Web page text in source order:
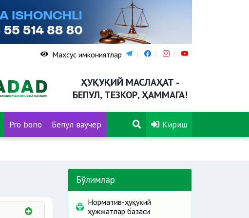
Махсус имкониятлар
ҲУҚУҚИЙ МАСЛАҲАТ -
БЕПУЛ, ТЕЗКОР, ҲАММАГА!
Pro bono Бепул ваучер Кириш
Бўлимлар
Норматив-ҳуқуқий
ҳужжатлар базаси